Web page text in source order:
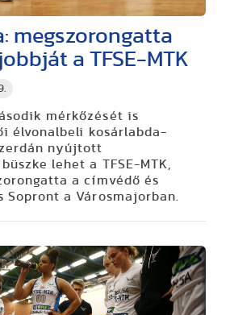
megszorongatta
a TFSE-MTK
mérkőzését is
élvonalbeli kosárlabda-
nyújtott
lehet a TFSE-MTK,
a címvédő és
Sopront a Városmajorban.